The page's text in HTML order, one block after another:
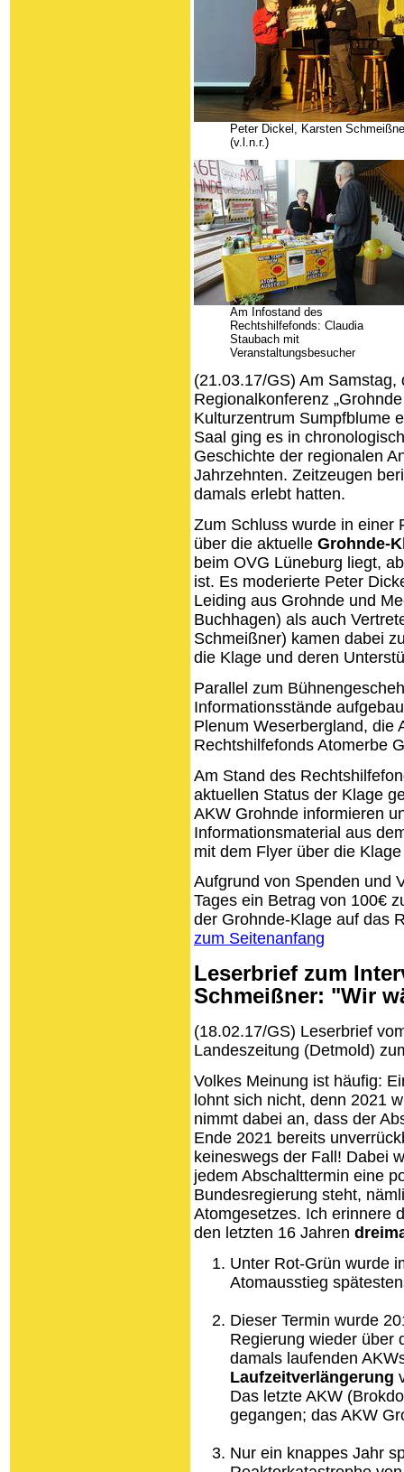
Peter Dickel, Karsten
(v.l.n.r.)
Am Infostand des
Rechtshilfefonds: Claudia
Staubach mit
Veranstaltungsbesucher
(21.03.17/GS) Am
Regionalkonferenz
Kulturzentrum Sumpfblume
Saal ging es in
Geschichte der regionalen
Jahrzehnten. Zeitzeugen
damals erlebt hatten.
Zum Schluss wurde in einer
über die aktuelle Grohnde-
beim OVG Lüneburg liegt,
ist. Es moderierte Peter
Leiding aus Grohnde und
Buchhagen) als auch
Schmeißner) kamen dabei
die Klage und deren
Parallel zum
Informationsstände
Plenum Weserbergland, die
Rechtshilfefonds Atomerbe
Am Stand des
aktuellen Status der Klage
AKW Grohnde informieren
Informationsmaterial aus
mit dem Flyer über die
Aufgrund von Spenden und
Tages ein Betrag von 100€
der Grohnde-Klage auf das
zum Seitenanfang
Leserbrief zum
Schmeißner: "Wir
(18.02.17/GS) Leserbrief
Landeszeitung (Detmold)
Volkes Meinung ist häufig:
lohnt sich nicht, denn 2021
nimmt dabei an, dass der
Ende 2021 bereits
keineswegs der Fall! Dabei
jedem Abschalttermin eine
Bundesregierung steht,
Atomgesetzes. Ich erinnere
den letzten 16 Jahren
Unter Rot-Grün wurde
Atomausstieg
Dieser Termin wurde
Regierung wieder über
damals laufenden
Laufzeitverlängerung
Das letzte AKW
gegangen; das AKW
Nur ein knappes Jahr